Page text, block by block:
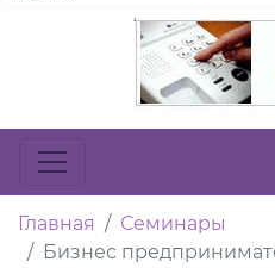
Главная
Семинары
Бизнес